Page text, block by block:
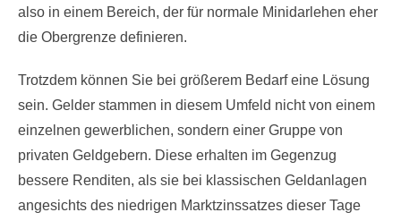
also in einem Bereich, der für normale Minidarlehen eher
die Obergrenze definieren.
Trotzdem können Sie bei größerem Bedarf eine Lösung
sein. Gelder stammen in diesem Umfeld nicht von einem
einzelnen gewerblichen, sondern einer Gruppe von
privaten Geldgebern. Diese erhalten im Gegenzug
bessere Renditen, als sie bei klassischen Geldanlagen
angesichts des niedrigen Marktzinssatzes dieser Tage